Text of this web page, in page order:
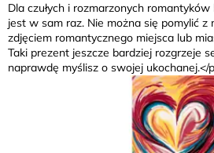
Dla czułych i rozmarzonych
jest w sam raz. Nie można się pomylić z
zdjęciem romantycznego miejsca lub
Taki prezent jeszcze bardziej rozgrzeje
naprawdę myślisz o swojej ukochanej.</